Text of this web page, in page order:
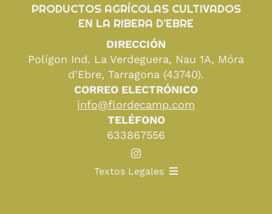
PRODUCTOS AGRÍCOLAS CULTIVADOS
EN LA RIBERA D'EBRE
DIRECCIÓN
Polígon Ind. La Verdeguera, Nau 1A, Móra
d’Ebre, Tarragona (43740).
CORREO ELECTRÓNICO
info@flordecamp.com
TELÉFONO
633867556
Textos Legales